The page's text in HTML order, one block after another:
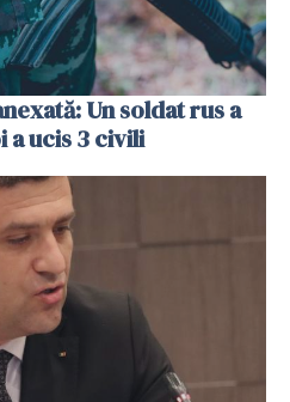
Un soldat rus a
a ucis 3 civili